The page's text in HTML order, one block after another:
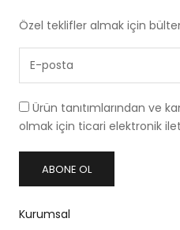
Özel teklifler almak için
Ürün tanıtımlarından ve
olmak için ticari elektronik
ABONE OL
Kurumsal